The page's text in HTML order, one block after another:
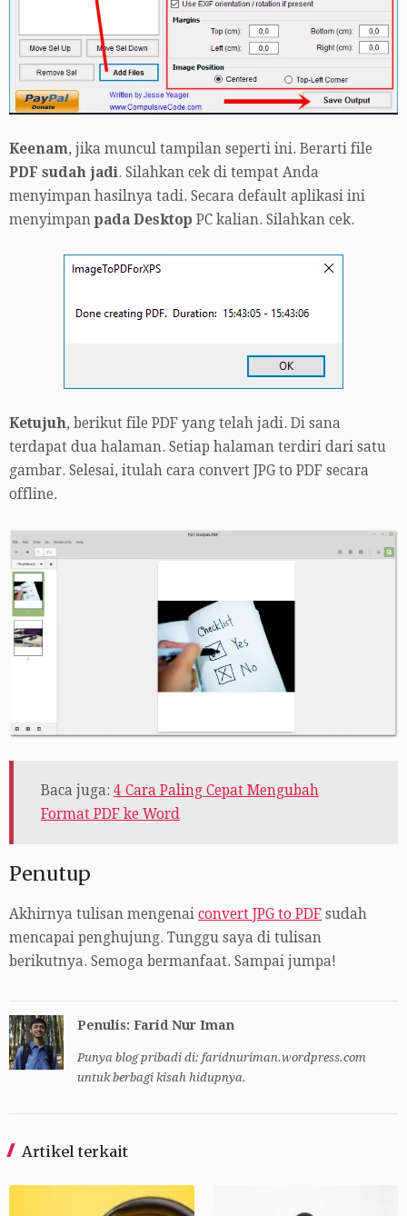
Keenam, jika muncul tampilan seperti ini. Berarti file
PDF sudah jadi. Silahkan cek di tempat Anda
menyimpan hasilnya tadi. Secara default aplikasi ini
menyimpanpada Desktop PC kalian. Silahkan cek.
Ketujuh, berikut file PDF yang telah jadi. Di sana
terdapat dua halaman. Setiap halaman terdiri dari satu
gambar. Selesai, itulah cara convert JPG to PDF secara
offline.
Baca juga: 4 Cara Paling Cepat Mengubah
Format PDF ke Word
Penutup
Akhirnya tulisan mengenai convert JPG to PDF sudah
mencapai penghujung. Tunggu saya di tulisan
berikutnya. Semoga bermanfaat. Sampai jumpa!
Penulis: Farid Nur Iman
Punya blog pribadi di: faridnuriman.wordpress.com
untuk berbagi kisah hidupnya.
Artikel terkait